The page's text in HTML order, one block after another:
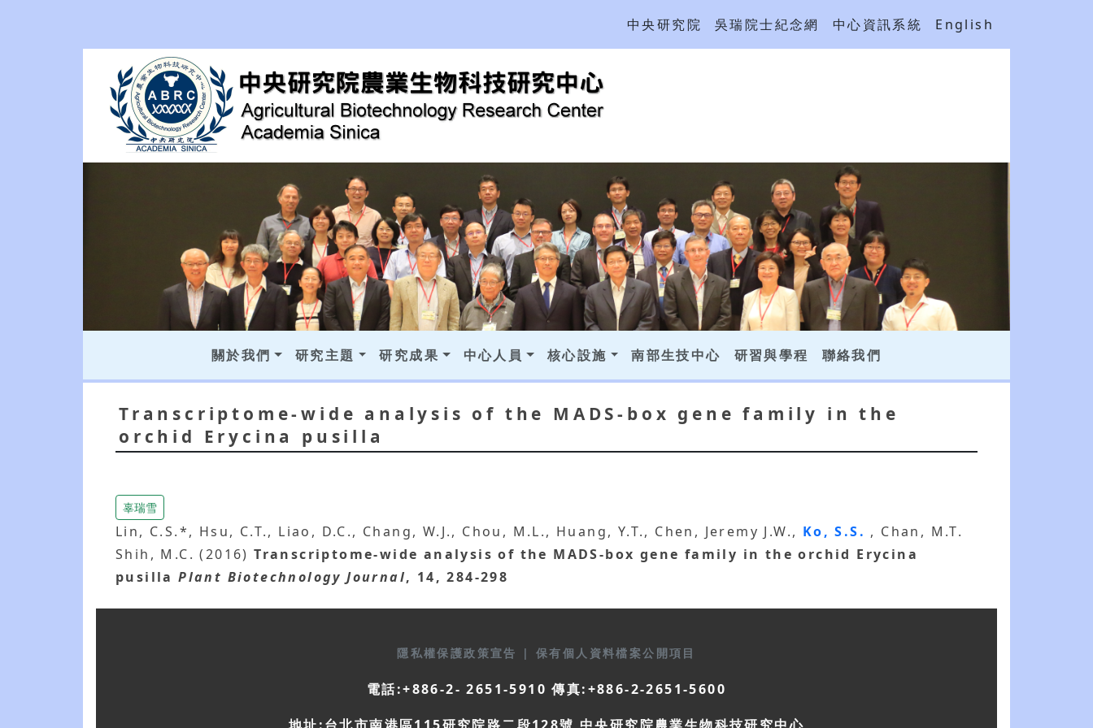
中央研究院 吳瑞院士紀念網 中心資訊系統 English
關於我們 研究主題 研究成果 中心人員 核心設施 南部生技中心 研習與學程 聯絡我們
Transcriptome-wide analysis of the MADS-box gene family in the
orchid Erycina pusilla
辜瑞雪
Lin, C.S.*, Hsu, C.T., Liao, D.C., Chang, W.J., Chou, M.L., Huang, Y.T., Chen, Jeremy J.W., Ko, S.S. , Chan, M.T.
Shih, M.C. (2016)Transcriptome-wide analysis of the MADS-box gene family in the orchid Erycina
pusilla Plant Biotechnology Journal, 14, 284-298
隱私權保護政策宣告 | 保有個人資料檔案公開項目
電話:+886-2- 2651-5910 傳真:+886-2-2651-5600